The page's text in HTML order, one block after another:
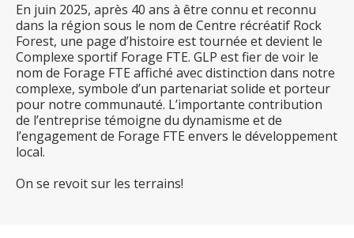
En juin 2025, après 40 ans à être connu et reconnu
dans la région sous le nom de Centre récréatif Rock
Forest, une page d’histoire est tournée et devient le
Complexe sportif Forage FTE. GLP est fier de voir le
nom de Forage FTE affiché avec distinction dans notre
complexe, symbole d’un partenariat solide et porteur
pour notre communauté. L’importante contribution
de l’entreprise témoigne du dynamisme et de
l’engagement de Forage FTE envers le développement
local.
On se revoit sur les terrains!